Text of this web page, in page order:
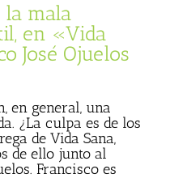
la mala
en «Vida
José Ojuelos
en general, una
¿La culpa es de los
de Vida Sana,
de ello junto al
Francisco es